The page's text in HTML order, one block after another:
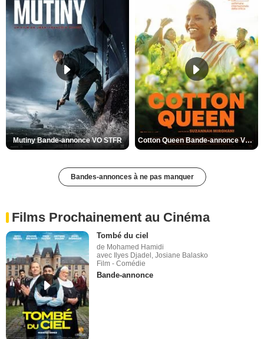
Mutiny Bande-annonce VO STFR Cotton Queen Bande-annonce VO STFR
Bandes-annonces à ne pas manquer
Films Prochainement au Cinéma
Tombé du ciel
de Mohamed Hamidi
avec Ilyes Djadel, Josiane Balasko
Film - Comédie
Bande-annonce